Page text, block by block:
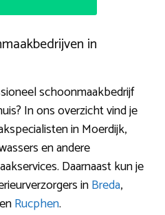
in
schoonmaakbedrijf
In ons overzicht vind je
in Moerdijk,
en andere
Daarnaast kun je
inBreda,
enRucphen.